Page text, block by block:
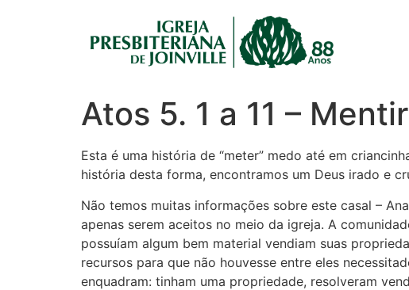
Atos 5. 1 a 11 –
Esta é uma história de “meter” medo até em
história desta forma, encontramos um Deus irado e
Não temos muitas informações sobre este casal –
apenas serem aceitos no meio da igreja. A
possuíam algum bem material vendiam suas
recursos para que não houvesse entre eles
enquadram: tinham uma propriedade, resolveram